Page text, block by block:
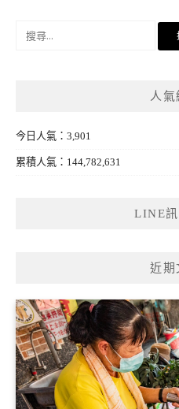
人氣
今日人氣：3,901
累積人氣：144,782,631
LINE訊
近期